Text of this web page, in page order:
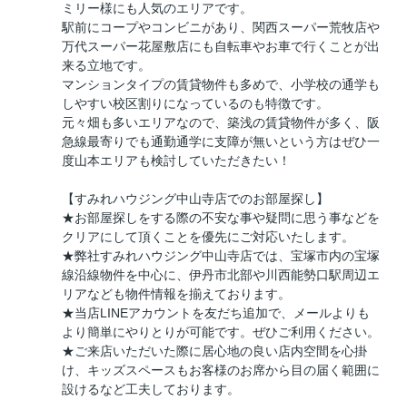
ミリー様にも人気のエリアです。
駅前にコープやコンビニがあり、関西スーパー荒牧店や
万代スーパー花屋敷店にも自転車やお車で行くことが出
来る立地です。
マンションタイプの賃貸物件も多めで、小学校の通学も
しやすい校区割りになっているのも特徴です。
元々畑も多いエリアなので、築浅の賃貸物件が多く、阪
急線最寄りでも通勤通学に支障が無いという方はぜひ一
度山本エリアも検討していただきたい！
【すみれハウジング中山寺店でのお部屋探し】
★お部屋探しをする際の不安な事や疑問に思う事などを
クリアにして頂くことを優先にご対応いたします。
★弊社すみれハウジング中山寺店では、宝塚市内の宝塚
線沿線物件を中心に、伊丹市北部や川西能勢口駅周辺エ
リアなども物件情報を揃えております。
★当店LINEアカウントを友だち追加で、メールよりも
より簡単にやりとりが可能です。ぜひご利用ください。
★ご来店いただいた際に居心地の良い店内空間を心掛
け、キッズスペースもお客様のお席から目の届く範囲に
設けるなど工夫しております。